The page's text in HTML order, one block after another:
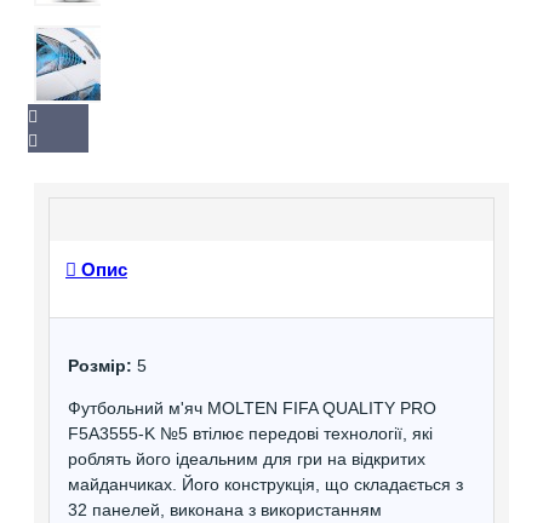
Опис
Розмір: 5
Футбольний м'яч MOLTEN FIFA QUALITY PRO
F5A3555-K №5 втілює передові технології, які
роблять його ідеальним для гри на відкритих
майданчиках. Його конструкція, що складається з
32 панелей, виконана з використанням